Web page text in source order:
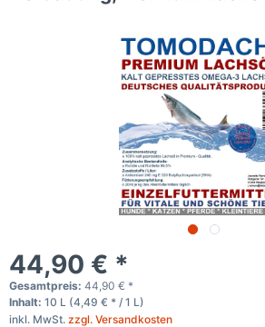
44,90 € *
Gesamtpreis: 44,90 € *
Inhalt: 10 L (4,49 € * / 1 L)
inkl. MwSt. zzgl. Versandkosten